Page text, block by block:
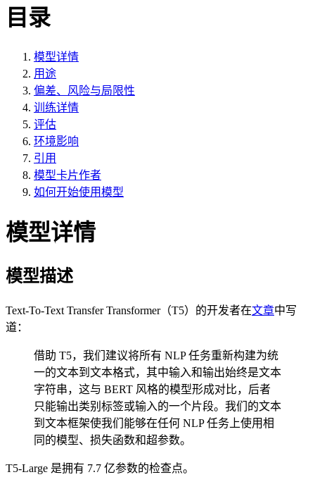
目录
模型详情
用途
偏差、风险与局限性
训练详情
评估
环境影响
引用
模型卡片作者
如何开始使用模型
模型详情
模型描述
Text-To-Text Transfer Transformer（T5）的开发者在文章中写
道：
借助 T5，我们建议将所有 NLP 任务重新构建为统
一的文本到文本格式，其中输入和输出始终是文本
字符串，这与 BERT 风格的模型形成对比，后者
只能输出类别标签或输入的一个片段。我们的文本
到文本框架使我们能够在任何 NLP 任务上使用相
同的模型、损失函数和超参数。
T5-Large 是拥有 7.7 亿参数的检查点。